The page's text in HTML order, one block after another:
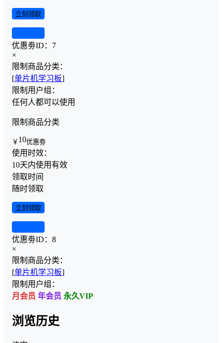
立刻领取
优惠劵ID： 7
×
限制商品分类：
[单片机学习板]
限制用户组：
任何人都可以使用
限制商品分类
￥ 10优惠劵
使用时效：
10天内使用有效
领取时间
随时领取
立刻领取
优惠劵ID： 8
×
限制商品分类：
[单片机学习板]
限制用户组：
月会员 年会员 永久VIP
浏览历史